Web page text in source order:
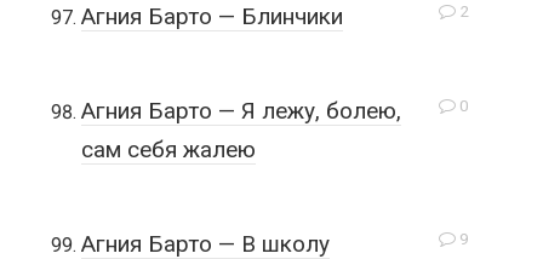
2
Агния Барто — Блинчики
0
Агния Барто — Я лежу, болею,
сам себя жалею
9
Агния Барто — В школу